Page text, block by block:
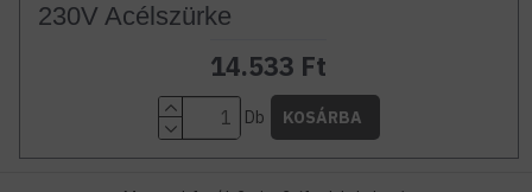
230V Acélszürke
14.533 Ft
Db KOSÁRBA